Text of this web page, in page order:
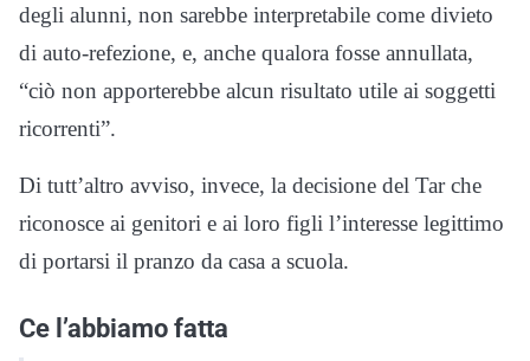
degli alunni, non sarebbe interpretabile come divieto
di auto-refezione, e, anche qualora fosse annullata,
“ciò non apporterebbe alcun risultato utile ai soggetti
ricorrenti”.
Di tutt’altro avviso, invece, la decisione del Tar che
riconosce ai genitori e ai loro figli l’interesse legittimo
di portarsi il pranzo da casa a scuola.
Ce l’abbiamo fatta